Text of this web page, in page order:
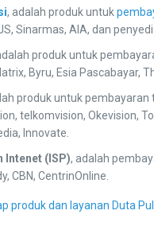
, adalah produk untuk
Sinarmas, AIA, dan
produk untuk
Byru, Esia Pascabayar,
produk untuk
telkomvision, Okevision,
Innovate.
Intenet (ISP), adalah
CBN, CentrinOnline.
produk dan layanan Duta